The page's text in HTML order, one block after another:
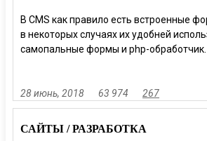
В CMS как правило есть встроенные
в некоторых случаях их удобней
самопальные формы и php-обработчик.
28 июнь, 2018 63 974 267
САЙТЫ / РАЗРАБОТКА